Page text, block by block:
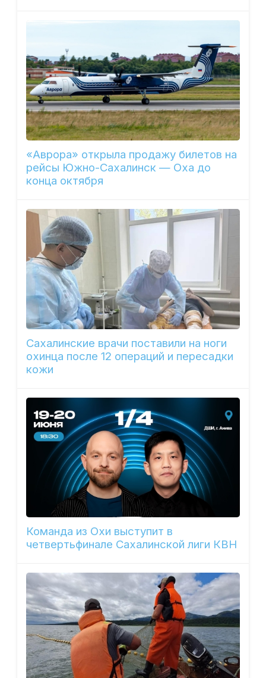
«Аврора» открыла продажу билетов на
рейсы Южно-Сахалинск — Оха до
конца октября
Сахалинские врачи поставили на ноги
охинца после 12 операций и пересадки
кожи
Команда из Охи выступит в
четвертьфинале Сахалинской лиги КВН